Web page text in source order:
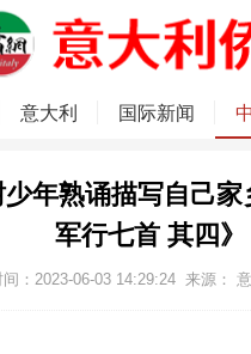
意大利 国际新闻
年熟诵描写自己
军行七首 其四》
间：2023-06-03 14:29:24 来源：